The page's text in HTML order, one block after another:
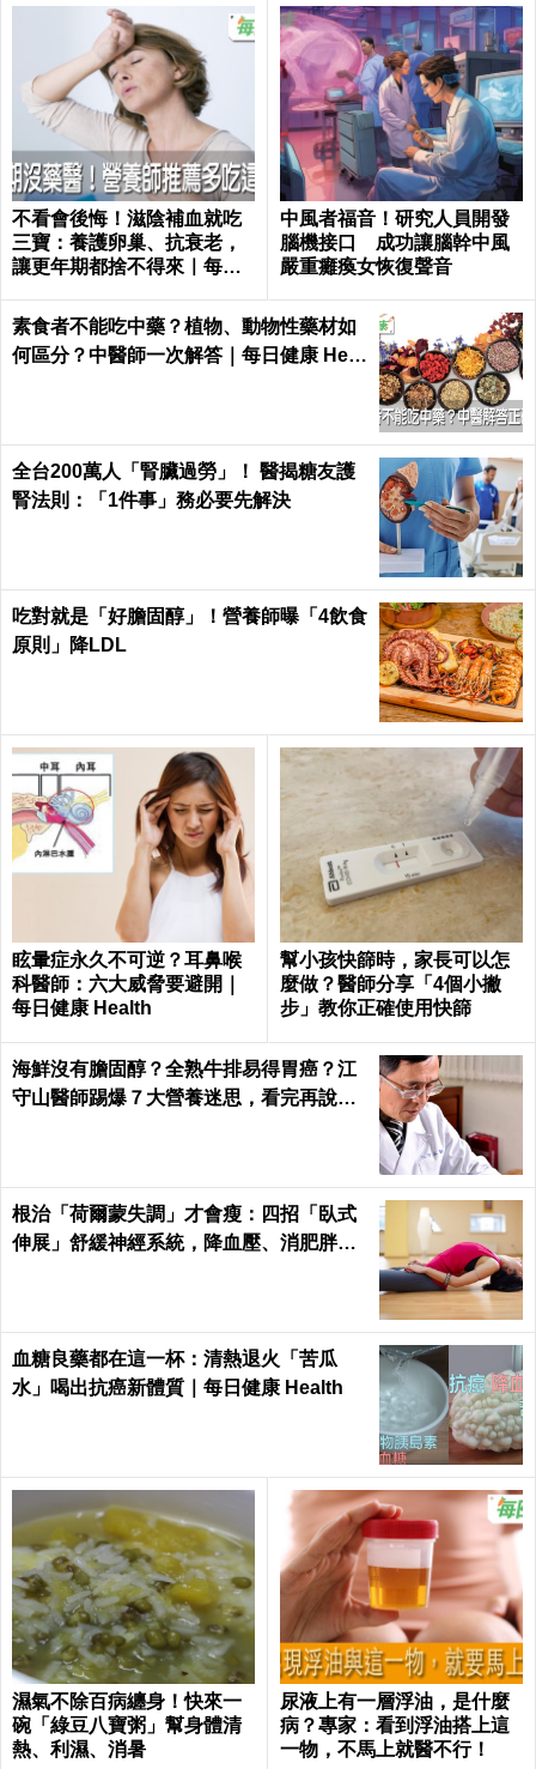
不看會後悔！滋陰補血就吃
三寶：養護卵巢、抗衰老，
讓更年期都捨不得來｜每日
中風者福音！研究人員開發
腦機接口 成功讓腦幹中風
嚴重癱瘓女恢復聲音
素食者不能吃中藥？植物、動物性藥材如
何區分？中醫師一次解答｜每日健康 Heal
全台200萬人「腎臟過勞」！ 醫揭糖友護
腎法則：「1件事」務必要先解決
吃對就是「好膽固醇」！營養師曝「4飲食
原則」降LDL
眩暈症永久不可逆？耳鼻喉
科醫師：六大威脅要避開｜
每日健康 Health
幫小孩快篩時，家長可以怎
麼做？醫師分享「4個小撇
步」教你正確使用快篩
海鮮沒有膽固醇？全熟牛排易得胃癌？江
守山醫師踢爆７大營養迷思，看完再說你
根治「荷爾蒙失調」才會瘦：四招「臥式
伸展」舒緩神經系統，降血壓、消肥胖這
血糖良藥都在這一杯：清熱退火「苦瓜
水」喝出抗癌新體質｜每日健康 Health
濕氣不除百病纏身！快來一
碗「綠豆八寶粥」幫身體清
熱、利濕、消暑
尿液上有一層浮油，是什麼
病？專家：看到浮油搭上這
一物，不馬上就醫不行！